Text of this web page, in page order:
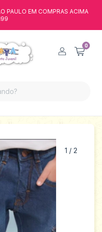
PAULO EM COMPRAS ACIMA
0
1 / 2